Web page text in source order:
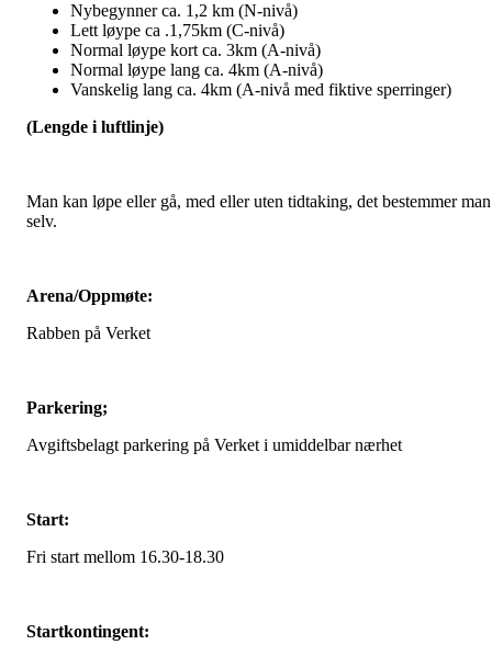
Nybegynner ca. 1,2 km (N-nivå)
Lett løype ca .1,75km (C-nivå)
Normal løype kort ca. 3km (A-nivå)
Normal løype lang ca. 4km (A-nivå)
Vanskelig lang ca. 4km (A-nivå med fiktive sperringer)
(Lengde i luftlinje)
Man kan løpe eller gå, med eller uten tidtaking, det bestemmer man
selv.
Arena/Oppmøte:
Rabben på Verket
Parkering;
Avgiftsbelagt parkering på Verket i umiddelbar nærhet
Start:
Fri start mellom 16.30-18.30
Startkontingent: